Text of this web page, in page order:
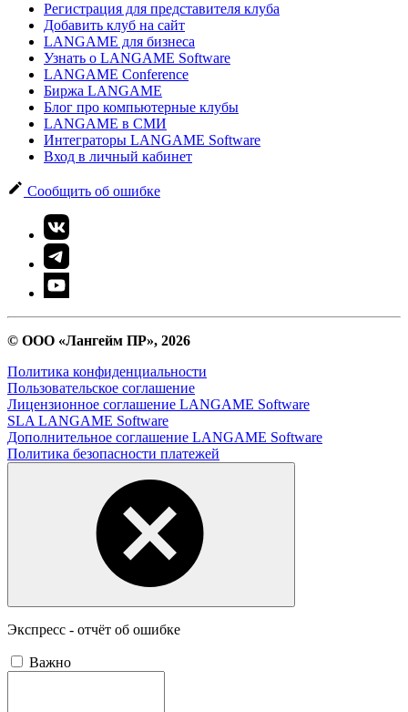
Регистрация для представителя клуба
Добавить клуб на сайт
LANGAME для бизнеса
Узнать о LANGAME Software
LANGAME Conference
Биржа LANGAME
Блог про компьютерные клубы
LANGAME в СМИ
Интеграторы LANGAME Software
Вход в личный кабинет
Сообщить об ошибке
© ООО «Лангейм ПР», 2026
Политика конфиденциальности
Пользовательское соглашение
Лицензионное соглашение LANGAME Software
SLA LANGAME Software
Дополнительное соглашение LANGAME Software
Политика безопасности платежей
Экспресс - отчёт об ошибке
Важно